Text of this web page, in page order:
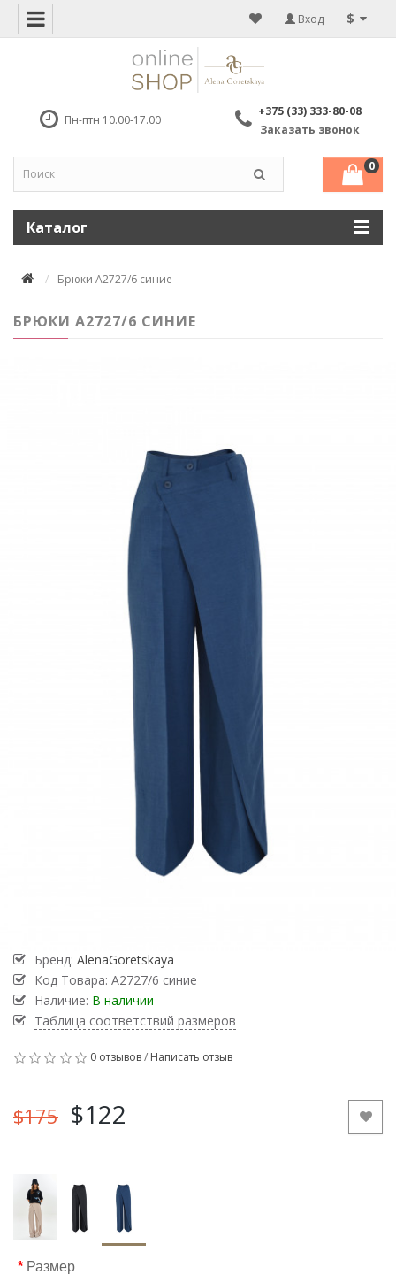
$
Вход
Пн-птн 10.00-17.00
+375 (33) 333-80-08
Заказать звонок
0
Каталог
Брюки А2727/6 синие
БРЮКИ А2727/6 СИНИЕ
Бренд: AlenaGoretskaya
Код Товара: А2727/6 синие
Наличие: В наличии
Таблица соответствий размеров
0 отзывов/ Написать отзыв
$175 $122
Размер